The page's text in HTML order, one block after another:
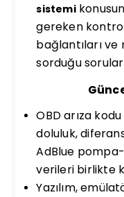
sistemi
gereken
bağlantıları ve
sorduğu
OBD arıza
doluluk,
AdBlue
verileri birlikte
Yazılım,